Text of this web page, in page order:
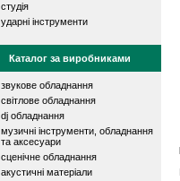
студія
ударні інструменти
Каталог за виробниками
звукове обладнання
світлове обладнання
dj обладнання
музичні інструменти, обладнання
та аксесуари
сценічне обладнання
акустичні матеріали